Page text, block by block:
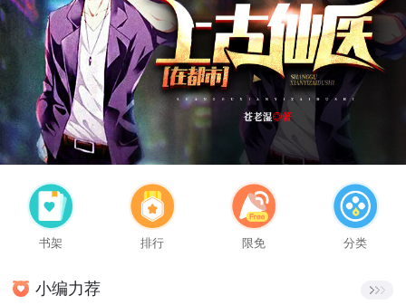
书架 排行 限免 分类
小编力荐